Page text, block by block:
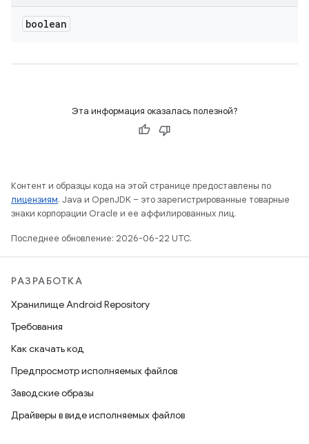
boolean
Эта информация оказалась полезной?
Контент и образцы кода на этой странице предоставлены по
лицензиям. Java и OpenJDK – это зарегистрированные товарные
знаки корпорации Oracle и ее аффилированных лиц.
Последнее обновление: 2026-06-22 UTC.
РАЗРАБОТКА
Хранилище Android Repository
Требования
Как скачать код
Предпросмотр исполняемых файлов
Заводские образы
Драйверы в виде исполняемых файлов